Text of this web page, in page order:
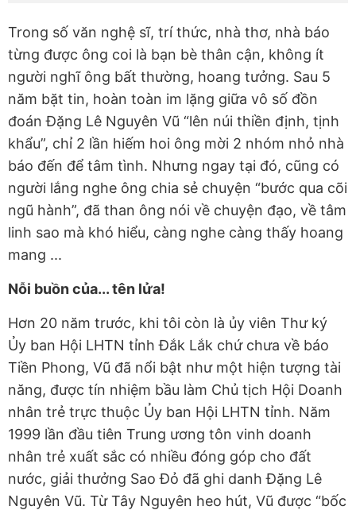
Trong số văn nghệ sĩ, trí thức, nhà thơ, nhà báo
từng được ông coi là bạn bè thân cận, không ít
người nghĩ ông bất thường, hoang tưởng. Sau 5
năm bặt tin, hoàn toàn im lặng giữa vô số đồn
đoán Đặng Lê Nguyên Vũ “lên núi thiền định, tịnh
khẩu”, chỉ 2 lần hiếm hoi ông mời 2 nhóm nhỏ nhà
báo đến để tâm tình. Nhưng ngay tại đó, cũng có
người lắng nghe ông chia sẻ chuyện “bước qua cõi
ngũ hành”, đã than ông nói về chuyện đạo, về tâm
linh sao mà khó hiểu, càng nghe càng thấy hoang
mang ...
Nỗi buồn của... tên lửa!
Hơn 20 năm trước, khi tôi còn là ủy viên Thư ký
Ủy ban Hội LHTN tỉnh Đắk Lắk chứ chưa về báo
Tiền Phong, Vũ đã nổi bật như một hiện tượng tài
năng, được tín nhiệm bầu làm Chủ tịch Hội Doanh
nhân trẻ trực thuộc Ủy ban Hội LHTN tỉnh. Năm
1999 lần đầu tiên Trung ương tôn vinh doanh
nhân trẻ xuất sắc có nhiều đóng góp cho đất
nước, giải thưởng Sao Đỏ đã ghi danh Đặng Lê
Nguyên Vũ. Từ Tây Nguyên heo hút, Vũ được “bốc